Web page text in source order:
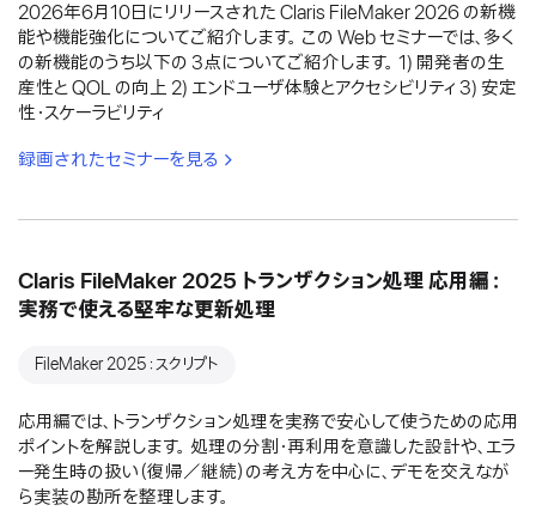
2026年6月10日にリリースされた Claris FileMaker 2026 の新機
能や機能強化についてご紹介します。 この Web セミナーでは、多く
の新機能のうち以下の 3点についてご紹介します。 1) 開発者の生
産性と QOL の向上 2) エンドユーザ体験とアクセシビリティ 3) 安定
性・スケーラビリティ
録画されたセミナーを見る
Claris FileMaker 2025 トランザクション処理 応用編：
実務で使える堅牢な更新処理
FileMaker 2025：スクリプト
応用編では、トランザクション処理を実務で安心して使うための応用
ポイントを解説します。 処理の分割・再利用を意識した設計や、エラ
ー発生時の扱い（復帰／継続）の考え方を中心に、デモを交えなが
ら実装の勘所を整理します。